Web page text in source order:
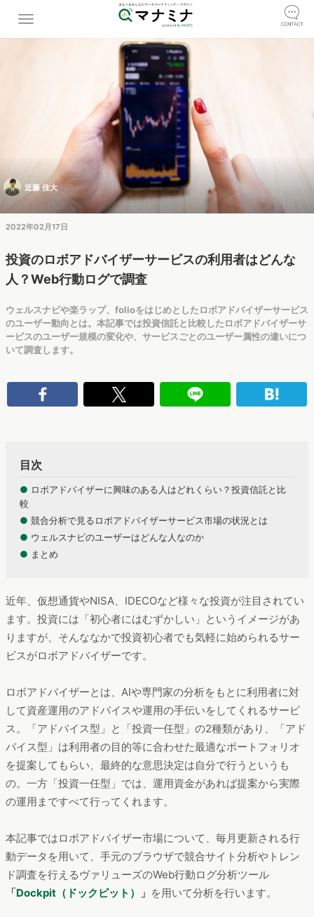
近藤 佳大
2022年02月17日
投資のロボアドバイザーサービスの利用者はどんな
人？Web行動ログで調査
ウェルスナビや楽ラップ、folioをはじめとしたロボアドバイザーサービス
のユーザー動向とは。本記事では投資信託と比較したロボアドバイザーサ
ービスのユーザー規模の変化や、サービスごとのユーザー属性の違いにつ
いて調査します。
目次
● ロボアドバイザーに興味のある人はどれくらい？投資信託と比
較
● 競合分析で見るロボアドバイザーサービス市場の状況とは
● ウェルスナビのユーザーはどんな人なのか
● まとめ
近年、仮想通貨やNISA、IDECOなど様々な投資が注目されてい
ます。投資には「初心者にはむずかしい」というイメージがあ
りますが、そんななかで投資初心者でも気軽に始められるサー
ビスがロボアドバイザーです。
ロボアドバイザーとは、AIや専門家の分析をもとに利用者に対
して資産運用のアドバイスや運用の手伝いをしてくれるサービ
ス。「アドバイス型」と「投資一任型」の2種類があり、「アド
バイス型」は利用者の目的等に合わせた最適なポートフォリオ
を提案してもらい、最終的な意思決定は自分で行うというも
の。一方「投資一任型」では、運用資金があれば提案から実際
の運用まですべて行ってくれます。
本記事ではロボアドバイザー市場について、毎月更新される行
動データを用いて、手元のブラウザで競合サイト分析やトレン
ド調査を行えるヴァリューズのWeb行動ログ分析ツール
「Dockpit（ドックピット） 」 を用いて分析を行います。